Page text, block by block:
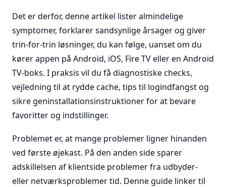
Det er derfor, denne artikel lister almindelige
symptomer, forklarer sandsynlige årsager og giver
trin-for-trin løsninger, du kan følge, uanset om du
kører appen på Android, iOS, Fire TV eller en Android
TV-boks. I praksis vil du få diagnostiske checks,
vejledning til at rydde cache, tips til logindfangst og
sikre geninstallationsinstruktioner for at bevare
favoritter og indstillinger.
Problemet er, at mange problemer ligner hinanden
ved første øjekast. På den anden side sparer
adskillelsen af klientside problemer fra udbyder-
eller netværksproblemer tid. Denne guide linker til